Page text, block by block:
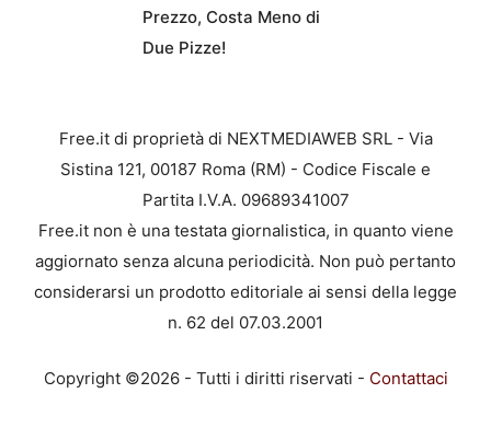
Prezzo, Costa Meno di
Due Pizze!
Free.it di proprietà di NEXTMEDIAWEB SRL - Via
Sistina 121, 00187 Roma (RM) - Codice Fiscale e
Partita I.V.A. 09689341007
Free.it non è una testata giornalistica, in quanto viene
aggiornato senza alcuna periodicità. Non può pertanto
considerarsi un prodotto editoriale ai sensi della legge
n. 62 del 07.03.2001
Copyright ©2026 - Tutti i diritti riservati - Contattaci